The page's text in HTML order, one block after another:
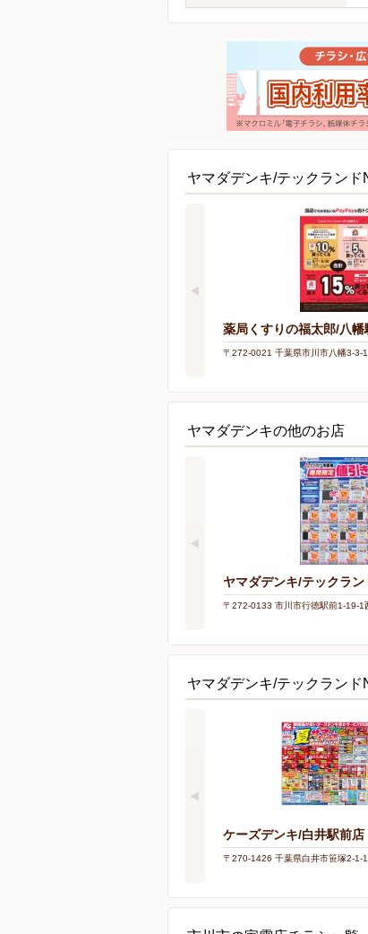
ヤマダデンキ/テックラン
薬局くすりの福太郎/八幡
〒272-0021 千葉県市川市八幡3-3-
ヤマダデンキの他のお店
ヤマダデンキ/テックラ
〒272-0133 市川市行徳駅前1-19-1
ヤマダデンキ/テックラン
ケーズデンキ/白井駅前店
〒270-1426 千葉県白井市笹塚2-1-1